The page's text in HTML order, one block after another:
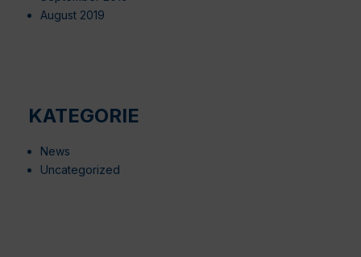
August 2019
KATEGORIE
News
Uncategorized